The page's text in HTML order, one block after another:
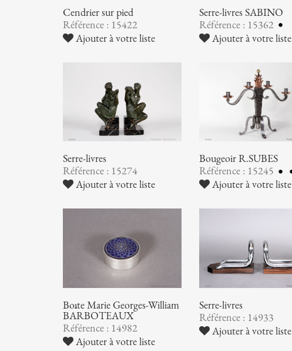
Cendrier sur pied
Référence : 15422
Ajouter à votre liste
Serre-livres SABINO
Référence : 15362
Ajouter à votre liste
Serre-livres
Référence : 15274
Ajouter à votre liste
Bougeoir R.SUBES
Référence : 15245
Ajouter à votre liste
Boîte Marie Georges-William
BARBOTEAUX
Référence : 14982
Ajouter à votre liste
Serre-livres
Référence : 14933
Ajouter à votre liste